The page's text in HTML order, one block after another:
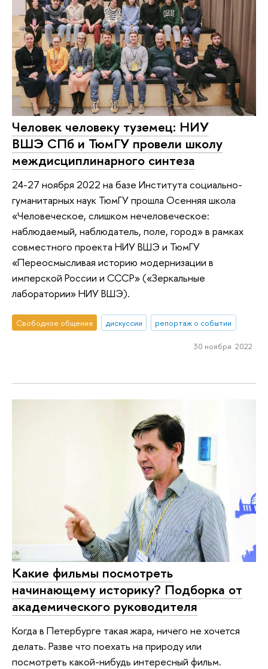
Человек человеку туземец: НИУ
ВШЭ СПб и ТюмГУ провели школу
междисциплинарного синтеза
24-27 ноября 2022 на базе Института социально-
гуманитарных наук ТюмГУ прошла Осенняя школа
«Человеческое, слишком нечеловеческое:
наблюдаемый, наблюдатель, поле, город» в рамках
совместного проекта НИУ ВШЭ и ТюмГУ
«Переосмысливая историю модернизации в
имперской России и СССР» («Зеркальные
лаборатории» НИУ ВШЭ).
Свободное общение дискуссии репортаж о событии
30 ноября 2022
Какие фильмы посмотреть
начинающему историку? Подборка от
академического руководителя
Когда в Петербурге такая жара, ничего не хочется
делать. Разве что поехать на природу или
посмотреть какой-нибудь интересный фильм.